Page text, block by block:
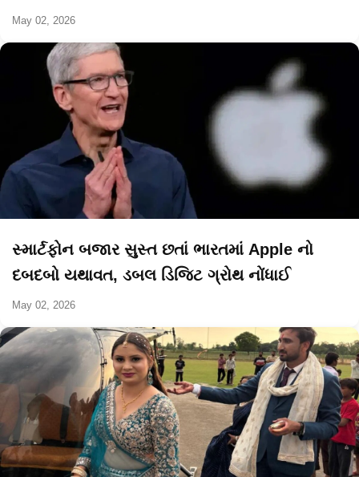
May 02, 2026
સ્માર્ટફોન બજાર સુસ્ત છતાં ભારતમાં Apple નો
દબદબો યથાવત, ડબલ ડિજિટ ગ્રોથ નોંધાઈ
May 02, 2026